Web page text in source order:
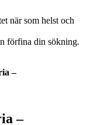
när som helst och
förfina din sökning.
–
–